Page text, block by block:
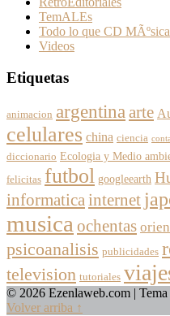
TemALEs
Todo lo que CD MÃºsica
Videos
Etiquetas
animacion argentinaarte
celulares china ciencia
diccionario Ecologia y Medio
felicitas futbol googleearth
informaticainternet
musica ochentas
psicoanalisis publicidades
television tutoriales
© 2026 Ezenlaweb.com |
Volver arriba ↑